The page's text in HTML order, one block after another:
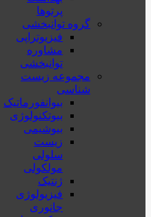
پرتوها
گروه توانبخشی
فیزیوتراپی
مشاوره
توانبخشی
مجموعه زیست
شناسی
بیوانفورماتیک
بیوتکنولوژی
بیوشیمی
زیست
سلولی
مولکولی
ژنتیک
فیزیولوژی
جانوری